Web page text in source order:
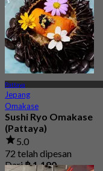
Pattaya
Jepang
Omakase
Sushi Ryo Omakase
(Pattaya)
5.0
72 telah dipesan
Dari฿ 1,190